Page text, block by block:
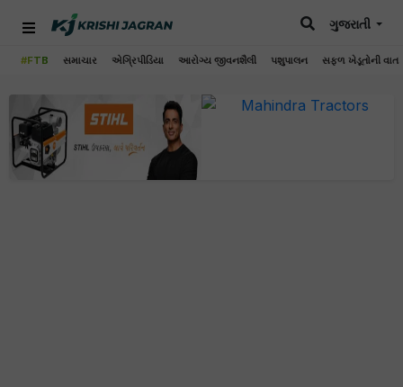
#FTB સમાચાર એગ્રિપીડિયા આરોગ્ય જીવનશૈલી પશુપાલન સફળ ખેડૂતોની વાત
ગુજરાતી